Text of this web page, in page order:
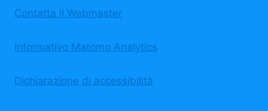
Contatta il Webmaster
Informativo Matomo Analytics
Dichiarazione di accessibilità